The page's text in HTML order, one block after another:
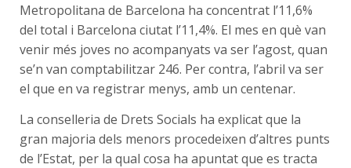
Metropolitana de Barcelona ha concentrat l’11,6%
del total i Barcelona ciutat l’11,4%. El mes en què van
venir més joves no acompanyats va ser l’agost, quan
se’n van comptabilitzar 246. Per contra, l’abril va ser
el que en va registrar menys, amb un centenar.
La conselleria de Drets Socials ha explicat que la
gran majoria dels menors procedeixen d’altres punts
de l’Estat, per la qual cosa ha apuntat que es tracta